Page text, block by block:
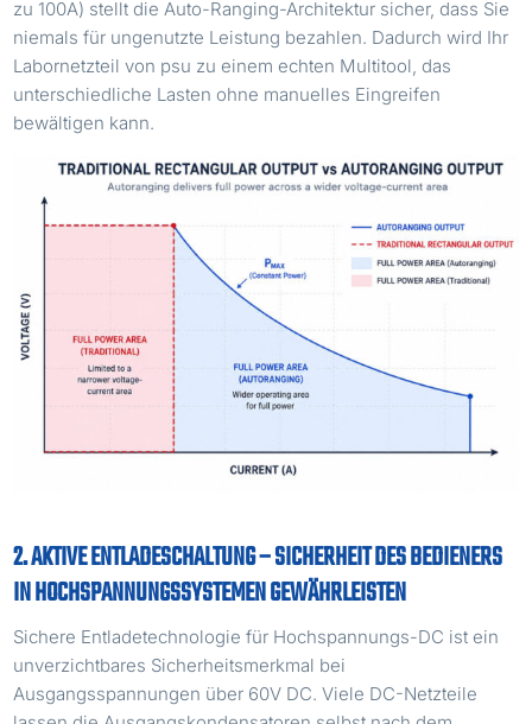
zu 100A) stellt die Auto-Ranging-Architektur sicher, dass Sie
niemals für ungenutzte Leistung bezahlen. Dadurch wird Ihr
Labornetzteil von psu zu einem echten Multitool, das
unterschiedliche Lasten ohne manuelles Eingreifen
bewältigen kann.
2. AKTIVE ENTLADESCHALTUNG – SICHERHEIT DES BEDIENERS
IN HOCHSPANNUNGSSYSTEMEN GEWÄHRLEISTEN
Sichere Entladetechnologie für Hochspannungs-DC ist ein
unverzichtbares Sicherheitsmerkmal bei
Ausgangsspannungen über 60V DC. Viele DC-Netzteile